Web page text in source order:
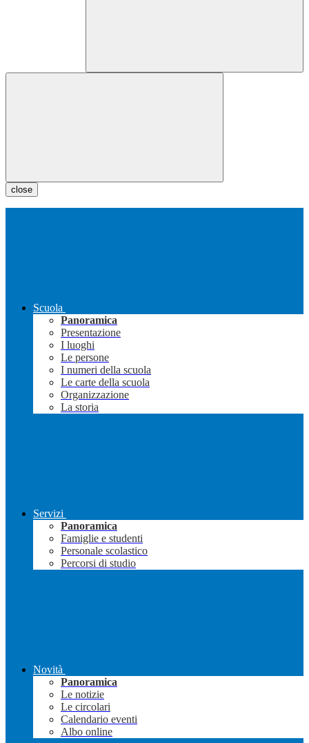
close
Scuola
Panoramica
Presentazione
I luoghi
Le persone
I numeri della scuola
Le carte della scuola
Organizzazione
La storia
Servizi
Panoramica
Famiglie e studenti
Personale scolastico
Percorsi di studio
Novità
Panoramica
Le notizie
Le circolari
Calendario eventi
Albo online